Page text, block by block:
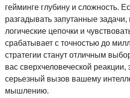
гейминге глубину и сложность.
разгадывать запутанные задачи,
логические цепочки и
срабатывает с точностью до
стратегии станут отличным
вас сверхчеловеческой реакции,
серьезный вызов вашему
мышлению.